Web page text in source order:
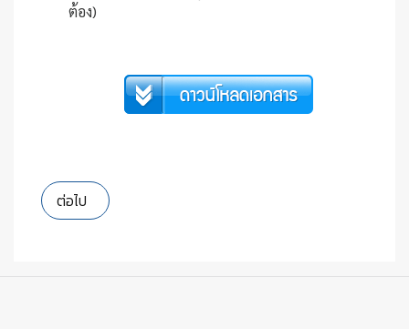
ต้อง)
เนื้อหาถัดไป: ขอเชิญสมาชิกสหกรณ์ประชุมใหญ่เพื่อเลือกตั้งฯ
ต่อไป